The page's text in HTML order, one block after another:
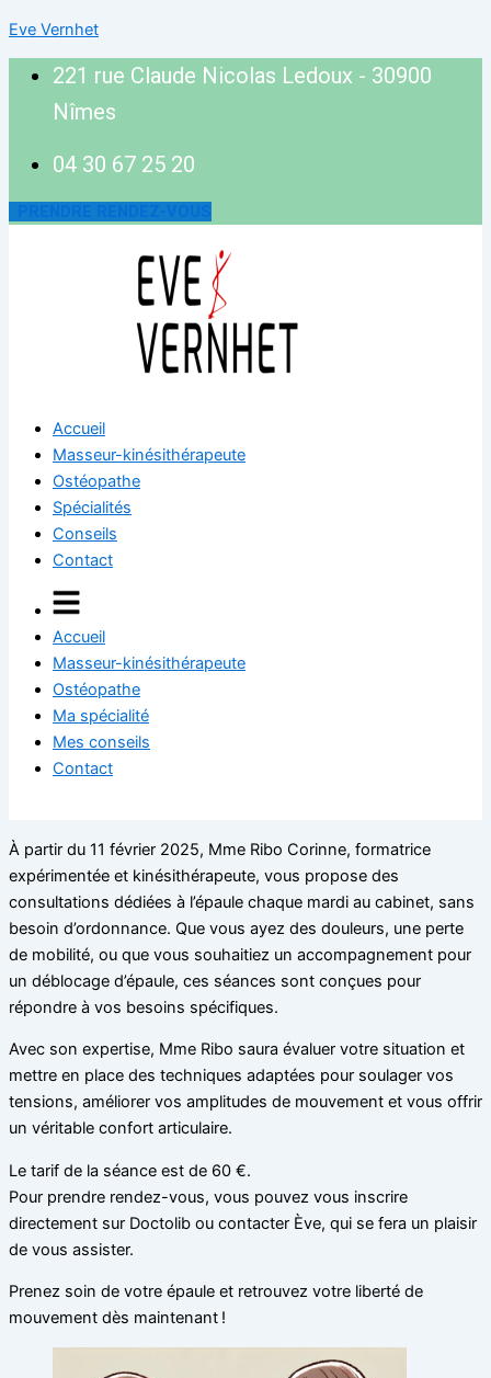
Eve Vernhet
221 rue Claude Nicolas Ledoux - 30900
Nîmes
04 30 67 25 20
Accueil
Masseur-kinésithérapeute
Ostéopathe
Spécialités
Conseils
Contact
Accueil
Masseur-kinésithérapeute
Ostéopathe
Ma spécialité
Mes conseils
Contact
À partir du 11 février 2025, Mme Ribo Corinne, formatrice
expérimentée et kinésithérapeute, vous propose des
consultations dédiées à l’épaule chaque mardi au cabinet, sans
besoin d’ordonnance. Que vous ayez des douleurs, une perte
de mobilité, ou que vous souhaitiez un accompagnement pour
un déblocage d’épaule, ces séances sont conçues pour
répondre à vos besoins spécifiques.
Avec son expertise, Mme Ribo saura évaluer votre situation et
mettre en place des techniques adaptées pour soulager vos
tensions, améliorer vos amplitudes de mouvement et vous offrir
un véritable confort articulaire.
Le tarif de la séance est de 60 €.
Pour prendre rendez-vous, vous pouvez vous inscrire
directement sur Doctolib ou contacter Ève, qui se fera un plaisir
de vous assister.
Prenez soin de votre épaule et retrouvez votre liberté de
mouvement dès maintenant !